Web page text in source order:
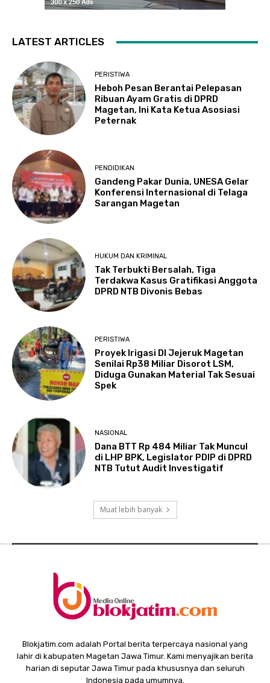
LATEST ARTICLES
PERISTIWA
Heboh Pesan Berantai Pelepasan
Ribuan Ayam Gratis di DPRD
Magetan, Ini Kata Ketua Asosiasi
Peternak
PENDIDIKAN
Gandeng Pakar Dunia, UNESA Gelar
Konferensi Internasional di Telaga
Sarangan Magetan
HUKUM DAN KRIMINAL
Tak Terbukti Bersalah, Tiga
Terdakwa Kasus Gratifikasi Anggota
DPRD NTB Divonis Bebas
PERISTIWA
Proyek Irigasi DI Jejeruk Magetan
Senilai Rp38 Miliar Disorot LSM,
Diduga Gunakan Material Tak Sesuai
Spek
NASIONAL
Dana BTT Rp 484 Miliar Tak Muncul
di LHP BPK, Legislator PDIP di DPRD
NTB Tutut Audit Investigatif
Muat lebih banyak
Blokjatim.com adalah Portal berita terpercaya nasional yang
lahir di kabupaten Magetan Jawa Timur. Kami menyajikan berita
harian di seputar Jawa Timur pada khususnya dan seluruh
Indonesia pada umumnya.